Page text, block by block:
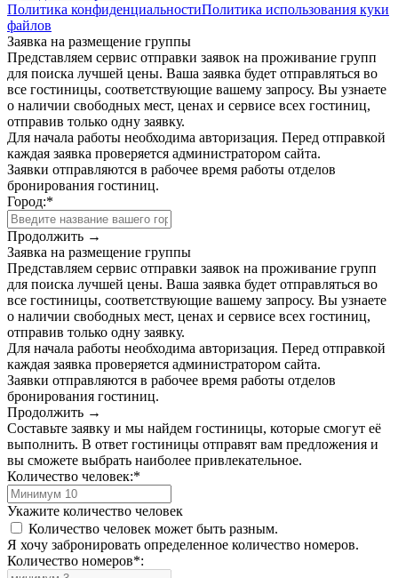
Политика конфиденциальностиПолитика использования куки
файлов
Заявка на размещение группы
Представляем сервис отправки заявок на проживание групп
для поиска лучшей цены. Ваша заявка будет отправляться во
все гостиницы, соответствующие вашему запросу. Вы узнаете
о наличии свободных мест, ценах и сервисе всех гостиниц,
отправив только одну заявку.
Для начала работы необходима авторизация. Перед отправкой
каждая заявка проверяется администратором сайта.
Заявки отправляются в рабочее время работы отделов
бронирования гостиниц.
Город:*
Продолжить →
Заявка на размещение группы
Представляем сервис отправки заявок на проживание групп
для поиска лучшей цены. Ваша заявка будет отправляться во
все гостиницы, соответствующие вашему запросу. Вы узнаете
о наличии свободных мест, ценах и сервисе всех гостиниц,
отправив только одну заявку.
Для начала работы необходима авторизация. Перед отправкой
каждая заявка проверяется администратором сайта.
Заявки отправляются в рабочее время работы отделов
бронирования гостиниц.
Продолжить →
Составьте заявку и мы найдем гостиницы, которые смогут её
выполнить. В ответ гостиницы отправят вам предложения и
вы сможете выбрать наиболее привлекательное.
Количество человек:*
Укажите количество человек
Количество человек может быть разным.
Я хочу забронировать определенное количество номеров.
Количество номеров*: